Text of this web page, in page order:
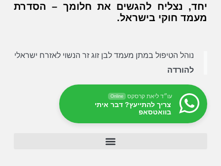
יחד, נצליח להגשים את חלומך – הסדרת
מעמד חוקי בישראל.
נוהל הטיפול במתן מעמד לבן זוג זר הנשוי לאזרח ישראלי
להורדה
עו״ד ליאת קרסקס Online
צריך להתייעץ? דבר איתי
בוואטסאפ